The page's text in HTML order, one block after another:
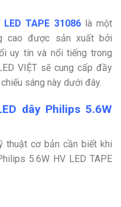
TAPE 31086là một
cao được sản xuất bởi
uy tín và nổi tiếng trong
VIỆT sẽ cung cấp đầy
sáng này dưới đây.
dây Philips 5.6W
cơ bản cần biết khi
5.6W HV LED TAPE